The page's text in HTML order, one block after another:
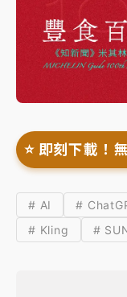
⭐️ 即刻下載！
# AI #
# Kling
#